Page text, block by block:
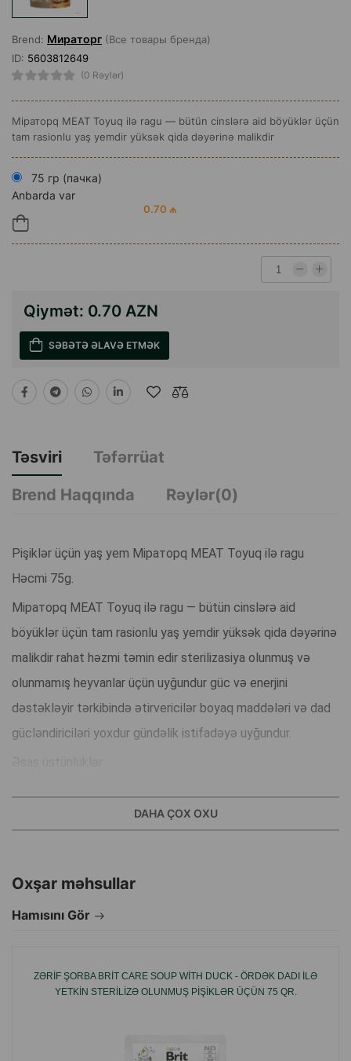
Brend: Мираторг (Все товары бренда)
ID: 5603812649
(0 Rəylər)
Miраторq MEAT Toyuq ilə ragu — bütün cinslərə aid böyüklər üçün
tam rasionlu yaş yemdir yüksək qida dəyərinə malikdir
75 гр (пачка)
Anbarda var
0.70 ₼
Qiymət: 0.70 AZN
SƏBƏTƏ ƏLAVƏ ETMƏK
Təsviri
Təfərrüat
Brend Haqqında
Rəylər(0)
Pişiklər üçün yaş yem Miраторq MEAT Toyuq ilə ragu
Həcmi 75g.
Miраторq MEAT Toyuq ilə ragu — bütün cinslərə aid
böyüklər üçün tam rasionlu yaş yemdir yüksək qida dəyərinə
malikdir rahat həzmi təmin edir sterilizasiya olunmuş və
olunmamış heyvanlar üçün uyğundur güc və enerjini
dəstəkləyir tərkibində ətirvericilər boyaq maddələri və dad
gücləndiriciləri yoxdur gündəlik istifadəyə uyğundur.
Ətirvericilər və boyaq maddələri yoxdur.
Həcmi:75g.
Dad:toyuq.
Yaş:böyüklər üçün.
DAHA ÇOX OXU
Oxşar məhsullar
Hamısını Gör
ZƏRIF ŞORBA BRIT CARE SOUP WITH DUCK - ÖRDƏK DADI ILƏ
YETKIN STERILIZƏ OLUNMUŞ PIŞIKLƏR ÜÇÜN 75 QR.